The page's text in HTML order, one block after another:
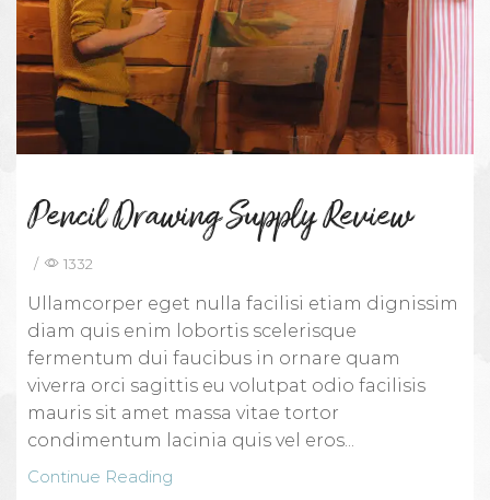
Pencil Drawing Supply Review
/ 1332
Ullamcorper eget nulla facilisi etiam dignissim
diam quis enim lobortis scelerisque
fermentum dui faucibus in ornare quam
viverra orci sagittis eu volutpat odio facilisis
mauris sit amet massa vitae tortor
condimentum lacinia quis vel eros...
Continue Reading